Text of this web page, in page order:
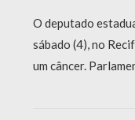
O deputado
sábado (4), no
um câncer.